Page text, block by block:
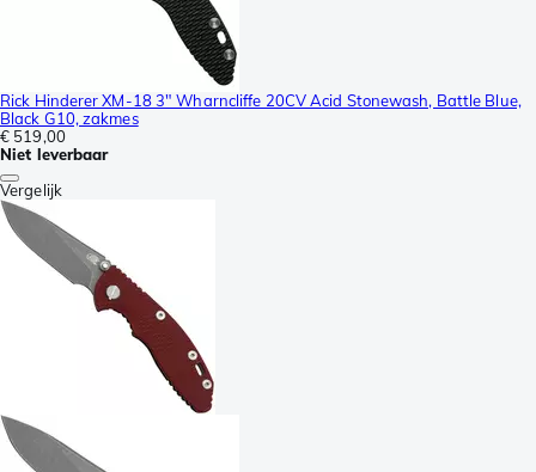
Rick Hinderer XM-18 3" Wharncliffe 20CV Acid Stonewash, Battle Blue,
Black G10, zakmes
€ 519,00
Niet leverbaar
Vergelijk